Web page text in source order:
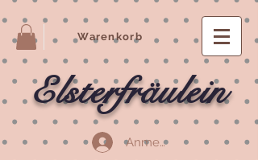
Warenkorb
Elsterfräulein
Anmelden